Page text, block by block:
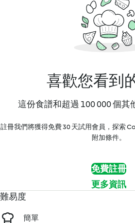
喜歡您看到
這份食譜和超過 100 000 個其
註冊我們將獲得免費 30 天試用會員，探索
附加條件。
免費註冊
更多資訊
難易度
簡單